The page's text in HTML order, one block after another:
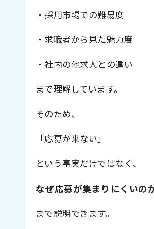
・採用市場での難易度
・求職者から見た魅力度
・社内の他求人との違い
まで理解しています。
そのため、
「応募が来ない」
という事実だけではなく、
なぜ応募が集まりにくいの
まで説明できます。